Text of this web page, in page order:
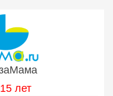
лет